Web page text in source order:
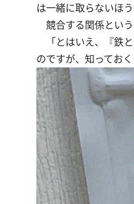
は一緒に取らないほう
競合する関係という
「とはいえ、『鉄
のですが、知ってお